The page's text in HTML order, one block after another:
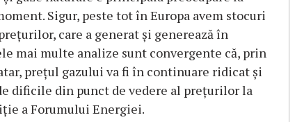
Sigur, peste tot în Europa avem stocuri
care a generat şi generează în
mai multe analize sunt convergente că, prin
preţul gazului va fi în continuare ridicat şi
dificile din punct de vedere al preţurilor la
a Forumului Energiei.